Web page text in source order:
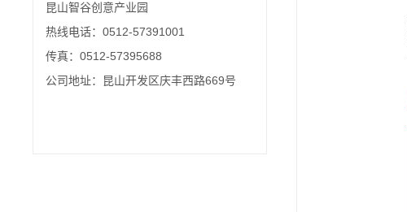
昆山智谷创意产业园
热线电话：0512-57391001
传真：0512-57395688
公司地址：昆山开发区庆丰西路669号